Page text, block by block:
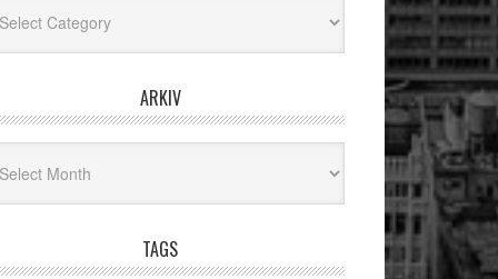
ARKIV
TAGS